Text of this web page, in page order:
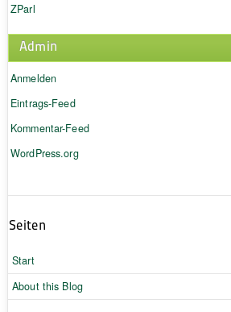
ZParl
Admin
Anmelden
Eintrags-Feed
Kommentar-Feed
WordPress.org
Seiten
Start
About this Blog